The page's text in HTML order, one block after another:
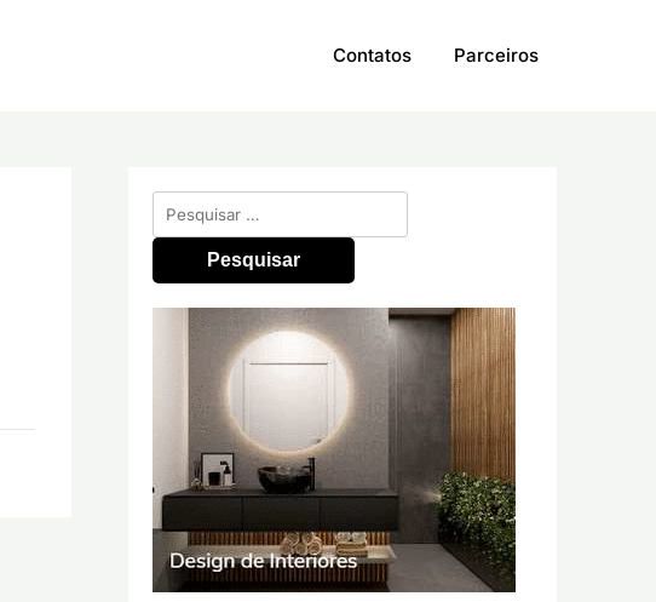
Contatos Parceiros
Pesquisar
por: